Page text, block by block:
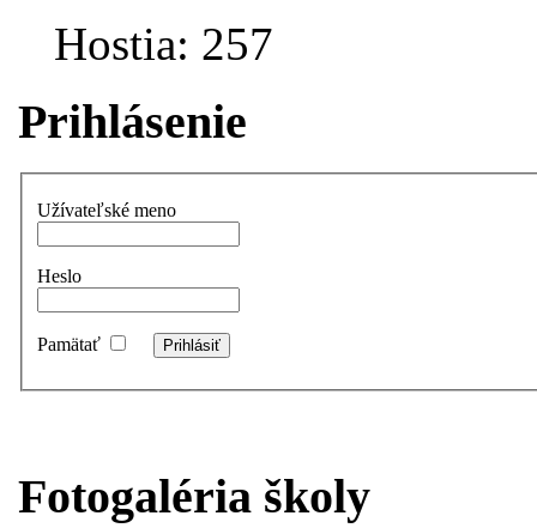
Hostia: 257
Prihlásenie
Užívateľské meno
Heslo
Pamätať
Fotogaléria školy